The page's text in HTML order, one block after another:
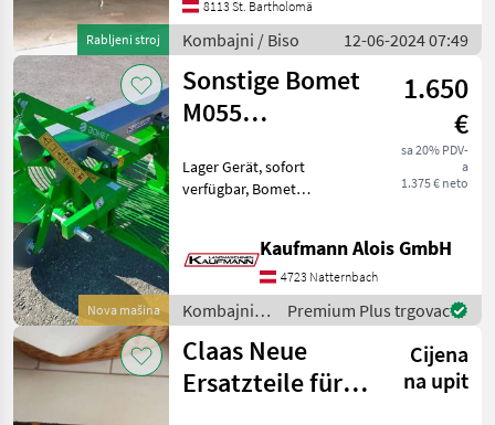
Rabljeni stroj
Lagerbock 1 S
8113 St. Bartholomä
Kombajni / Biso 12-06-2024 07:49
Nova mašina
Sonstige Bomet
M055
mit
Seitenauswurf
1.650
€
sa 20% PDV-
a
1.375 € neto
Lager Gerät, sofort
verfügbar, Bomet
Arbeitsbreite: 1-Reihe, ( 56
Arbeitstiefe: bis zu 20 cm,
Kaufmann Alois GmbH
4723 Natternbach
Kombajni /
Sonstige
Premium Plus trgovac
Claas Neue
Ersatzteile für
Cijena
na upit